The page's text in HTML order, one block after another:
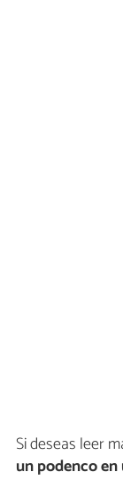
Si deseas leer
un podenco en